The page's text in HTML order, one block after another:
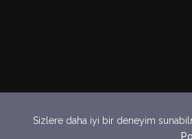
Sizlere daha iyi bir deneyim